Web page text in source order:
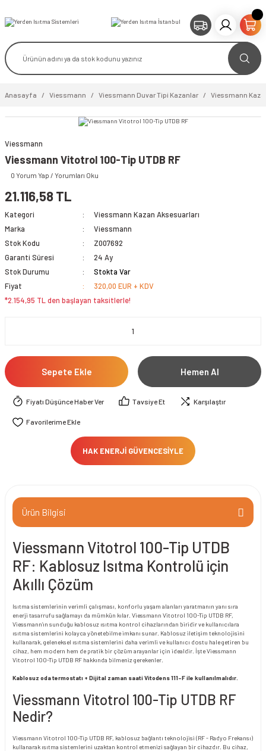
Anasayfa Viessmann Viessmann Duvar Tipi Kazanlar Viessmann
Viessmann
Viessmann Vitotrol 100-Tip UTDB RF
0 Yorum Yap / Yorumları Oku
21.116,58 TL
Kategori
Viessmann Kazan Aksesuarları
Marka
Viessmann
Stok Kodu
Z007692
Garanti Süresi
24 Ay
Stok Durumu
Stokta Var
Fiyat
320,00 EUR + KDV
*2.154,95 TL den başlayan taksitlerle!
Sepete Ekle Hemen Al
Fiyatı Düşünce Haber Ver Tavsiye Et Karşılaştır
HAK ENERJİ GÜVENCESİYLE
Ürün Bilgisi
Viessmann Vitotrol 100-Tip UTDB
RF: Kablosuz Isıtma Kontrolü için
Akıllı Çözüm
Isıtma sistemlerinin verimli çalışması, konforlu yaşam alanları yaratmanın yanı sıra
enerji tasarrufu sağlamayı da mümkün kılar. Viessmann Vitotrol 100-Tip UTDB RF,
Viessmann’ın sunduğu kablosuz ısıtma kontrol cihazlarından biridir ve kullanıcılara
ısıtma sistemlerini kolayca yönetebilme imkanı sunar. Kablosuz iletişim teknolojisini
kullanarak, geleneksel ısıtma sistemlerini daha verimli ve kullanıcı dostu hale getiren bu
cihaz, hem modern hem de pratik bir çözüm arayanlar için idealdir. İşte Viessmann
Vitotrol 100-Tip UTDB RF hakkında bilmeniz gerekenler.
Kablosuz oda termostatı + Dijital zaman saati Vitodens 111-F ile kullanılmalıdır.
Viessmann Vitotrol 100-Tip UTDB RF
Nedir?
Viessmann Vitotrol 100-Tip UTDB RF, kablosuz bağlantı teknolojisi (RF - Radyo Frekansı)
kullanarak ısıtma sistemlerini uzaktan kontrol etmenizi sağlayan bir cihazdır. Bu cihaz,